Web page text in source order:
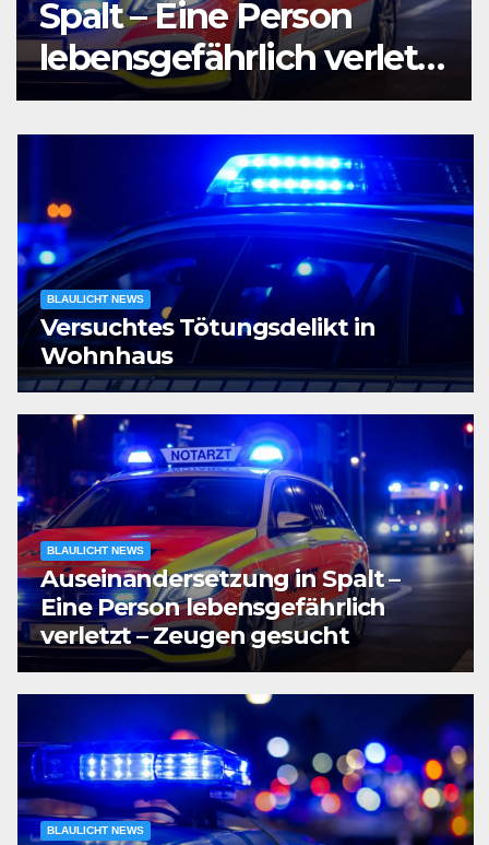
Agententätigkeit:
Tatverdächtiger in
Untersuchungshaft
BLAULICHT NEWS
Versuchtes Tötungsdelikt in
Wohnhaus
BLAULICHT NEWS
Auseinandersetzung in Spalt –
Eine Person lebensgefährlich
verletzt – Zeugen gesucht
BLAULICHT NEWS